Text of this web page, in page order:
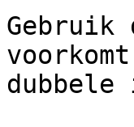
Gebruik
dubbele